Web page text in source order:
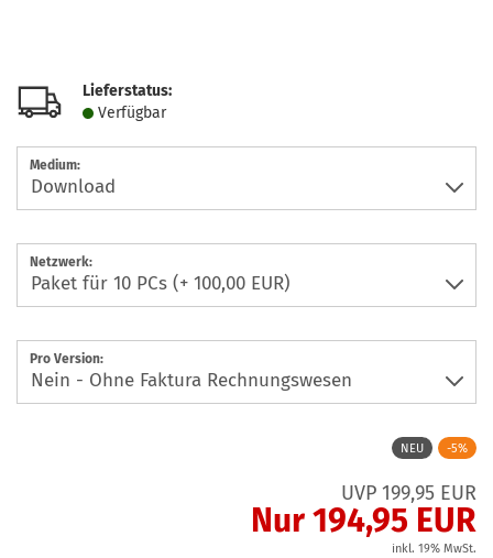
Lieferstatus:
Verfügbar
Medium:
Netzwerk:
Pro Version:
NEU -5%
UVP 199,95 EUR
Nur 194,95 EUR
inkl. 19% MwSt.